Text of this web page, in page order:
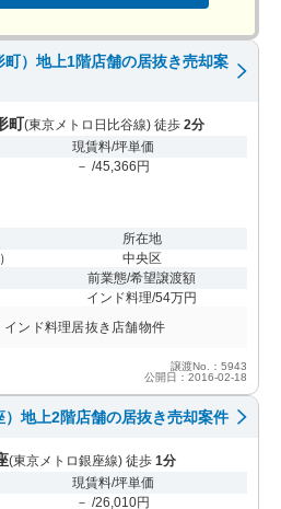
町）地上1階店舗の居抜き売却案
町(東京メトロ日比谷線) 徒歩 2分
現賃料/坪単価
－ /45,366円
）
所在地
中央区
前業態/希望譲渡額
インド料理/54万円
ンド料理居抜き店舗物件
譲渡No.：5943
公開日：2016-02-18
）地上2階店舗の居抜き売却案件
(東京メトロ銀座線) 徒歩 1分
現賃料/坪単価
－ /26,010円